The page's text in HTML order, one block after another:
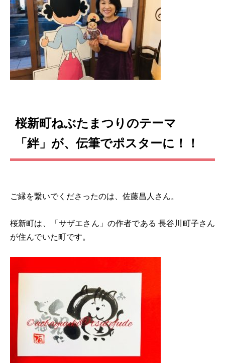
桜新町ねぶたまつりのテーマ
「絆」が、伝筆でポスターに！！
ご縁を繋いでくださったのは、佐藤昌人さん。
桜新町は、「サザエさん」の作者である 長谷川町子さん
が住んでいた町です。